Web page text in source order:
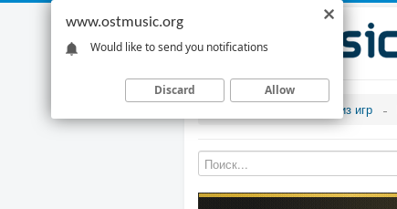
Музыка из игр
www.ostmusic.org
Would like to send you notifications
Discard Allow